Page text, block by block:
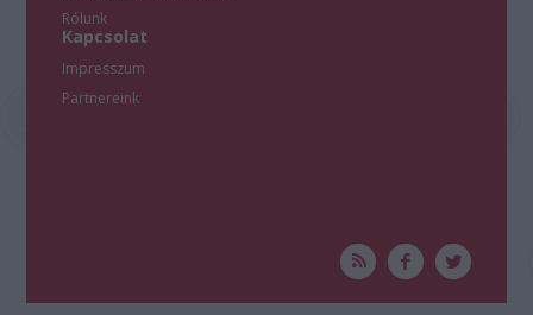
Rólunk
Kapcsolat
Impresszum
Partnereink